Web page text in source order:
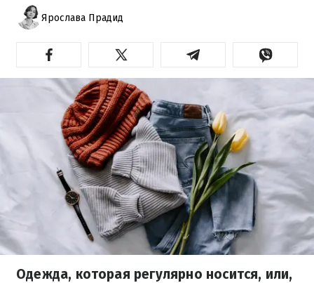
Ярослава Прадид
Одежда, которая регулярно носится, или,